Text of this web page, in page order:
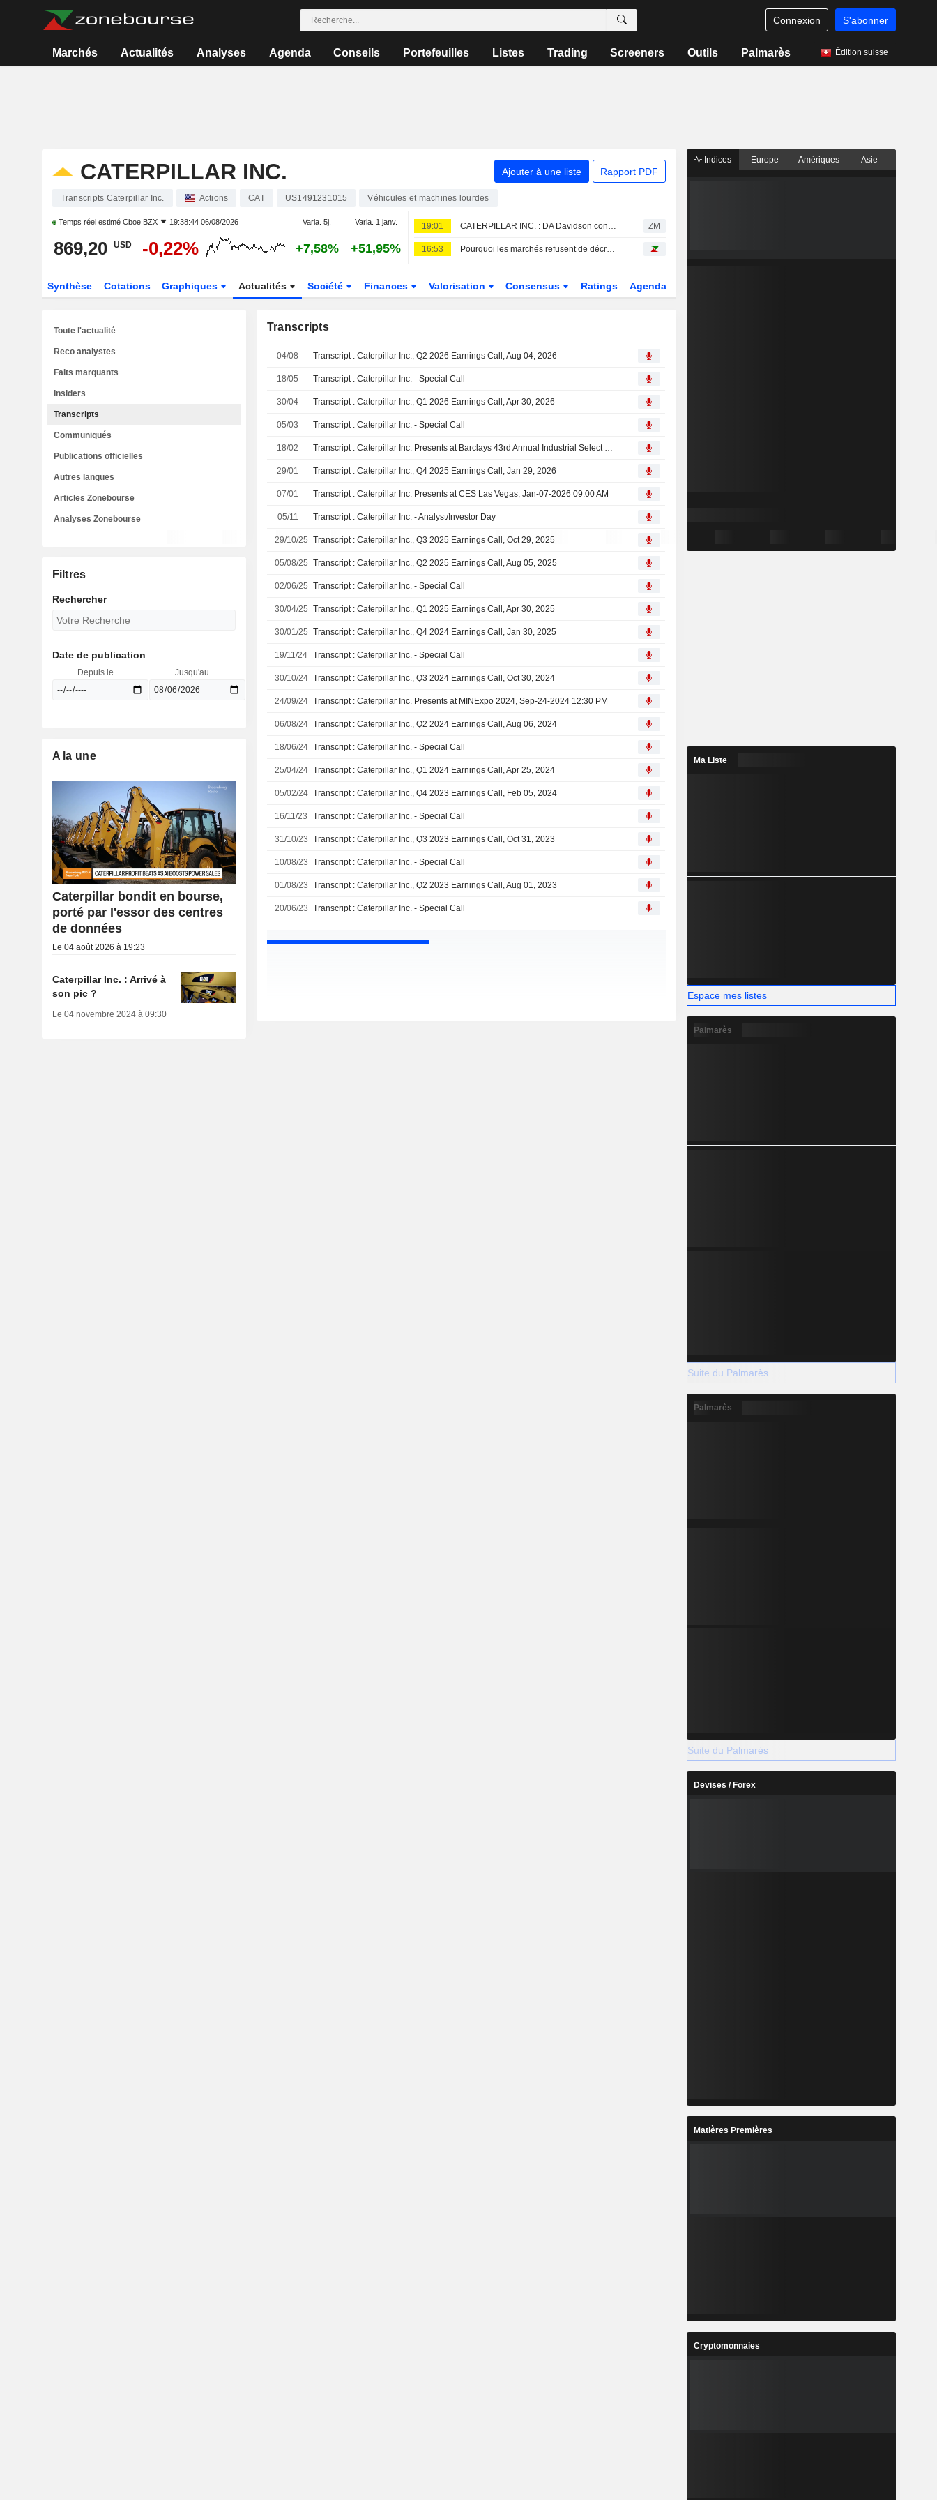
Connexion S'abonner
Marchés Actualités Analyses Agenda Conseils Portefeuilles Listes Trading Screeners Outils Palmarès Édition suisse
CATERPILLAR INC. Ajouter à une liste Rapport PDF
Transcripts Caterpillar Inc. Actions CAT US1491231015 Véhicules et machines lourdes
Temps réel estimé Cboe BZX 19:38:44 06/08/2026 Varia. 5j. Varia. 1 janv.
869,20 USD -0,22% +7,58% +51,95%
19:01 CATERPILLAR INC. : DA Davidson conserve son opinion neutre ZM
16:53 Pourquoi les marchés refusent de décrocher ?
Synthèse Cotations Graphiques Actualités Société Finances Valorisation Consensus Ratings Agenda
Transcripts
04/08 Transcript : Caterpillar Inc., Q2 2026 Earnings Call, Aug 04, 2026
18/05 Transcript : Caterpillar Inc. - Special Call
30/04 Transcript : Caterpillar Inc., Q1 2026 Earnings Call, Apr 30, 2026
05/03 Transcript : Caterpillar Inc. - Special Call
18/02 Transcript : Caterpillar Inc. Presents at Barclays 43rd Annual Industrial Select Conference, Feb-18-2026 10:25 AM
29/01 Transcript : Caterpillar Inc., Q4 2025 Earnings Call, Jan 29, 2026
07/01 Transcript : Caterpillar Inc. Presents at CES Las Vegas, Jan-07-2026 09:00 AM
05/11 Transcript : Caterpillar Inc. - Analyst/Investor Day
29/10/25 Transcript : Caterpillar Inc., Q3 2025 Earnings Call, Oct 29, 2025
05/08/25 Transcript : Caterpillar Inc., Q2 2025 Earnings Call, Aug 05, 2025
02/06/25 Transcript : Caterpillar Inc. - Special Call
30/04/25 Transcript : Caterpillar Inc., Q1 2025 Earnings Call, Apr 30, 2025
30/01/25 Transcript : Caterpillar Inc., Q4 2024 Earnings Call, Jan 30, 2025
19/11/24 Transcript : Caterpillar Inc. - Special Call
30/10/24 Transcript : Caterpillar Inc., Q3 2024 Earnings Call, Oct 30, 2024
24/09/24 Transcript : Caterpillar Inc. Presents at MINExpo 2024, Sep-24-2024 12:30 PM
06/08/24 Transcript : Caterpillar Inc., Q2 2024 Earnings Call, Aug 06, 2024
18/06/24 Transcript : Caterpillar Inc. - Special Call
25/04/24 Transcript : Caterpillar Inc., Q1 2024 Earnings Call, Apr 25, 2024
05/02/24 Transcript : Caterpillar Inc., Q4 2023 Earnings Call, Feb 05, 2024
16/11/23 Transcript : Caterpillar Inc. - Special Call
31/10/23 Transcript : Caterpillar Inc., Q3 2023 Earnings Call, Oct 31, 2023
10/08/23 Transcript : Caterpillar Inc. - Special Call
01/08/23 Transcript : Caterpillar Inc., Q2 2023 Earnings Call, Aug 01, 2023
20/06/23 Transcript : Caterpillar Inc. - Special Call
Toute l'actualité
Reco analystes
Faits marquants
Insiders
Transcripts
Communiqués
Publications officielles
Autres langues
Articles Zonebourse
Analyses Zonebourse
Filtres
Rechercher
Date de publication
Depuis le Jusqu'au
A la une
Caterpillar bondit en bourse,
porté par l'essor des centres
de données
Le 04 août 2026 à 19:23
Caterpillar Inc. : Arrivé à
son pic ?
Le 04 novembre 2024 à 09:30
Indices Europe Amériques Asie
Ma Liste
Espace mes listes
Palmarès
Suite du Palmarès
Palmarès
Suite du Palmarès
Devises / Forex
Matières Premières
Cryptomonnaies